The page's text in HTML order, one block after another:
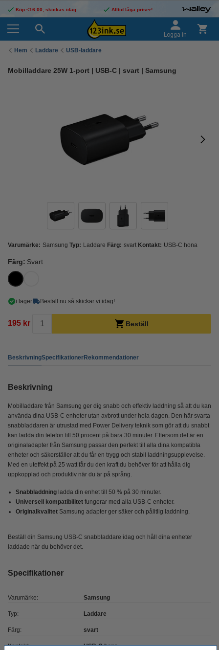
Köp <16:00, skickas idag Alltid låga priser!
Logga in
Hem Laddare USB-laddare
Mobilladdare 25W 1-port | USB-C | svart | Samsung
Varumärke: Samsung Typ: Laddare Färg: svart Kontakt: USB-C hona
Färg: Svart
i lager Beställ nu så skickar vi idag!
195 kr Beställ
BeskrivningSpecifikationerRekommendationer
Beskrivning
Mobilladdare från Samsung ger dig snabb och effektiv laddning så att du kan
använda dina USB-C enheter utan avbrott under hela dagen. Den här svarta
snabbladdaren är utrustad med Power Delivery teknik som gör att du snabbt
kan ladda din telefon till 50 procent på bara 30 minuter. Eftersom det är en
originaladapter från Samsung passar den perfekt till alla dina kompatibla
enheter och säkerställer att du får en trygg och stabil laddningsupplevelse.
Med en uteffekt på 25 watt får du den kraft du behöver för att hålla dig
uppkopplad och produktiv när du är på språng.
Snabbladdning ladda din enhet till 50 % på 30 minuter.
Universell kompatibilitet fungerar med alla USB-C enheter.
Originalkvalitet Samsung adapter ger säker och pålitlig laddning.
Beställ din Samsung USB-C snabbladdare idag och håll dina enheter
laddade när du behöver det.
Specifikationer
Varumärke: Samsung
Typ: Laddare
Färg: svart
Kontakt: USB-C hona